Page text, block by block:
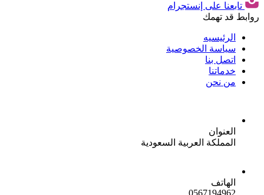
تابعنا على إنستجرام
روابط قد تهمك
الرئيسيه
سياسة الخصوصية
اتصل بنا
خدماتنا
من نحن
العنوان
المملكة العربية السعودية
الهاتف